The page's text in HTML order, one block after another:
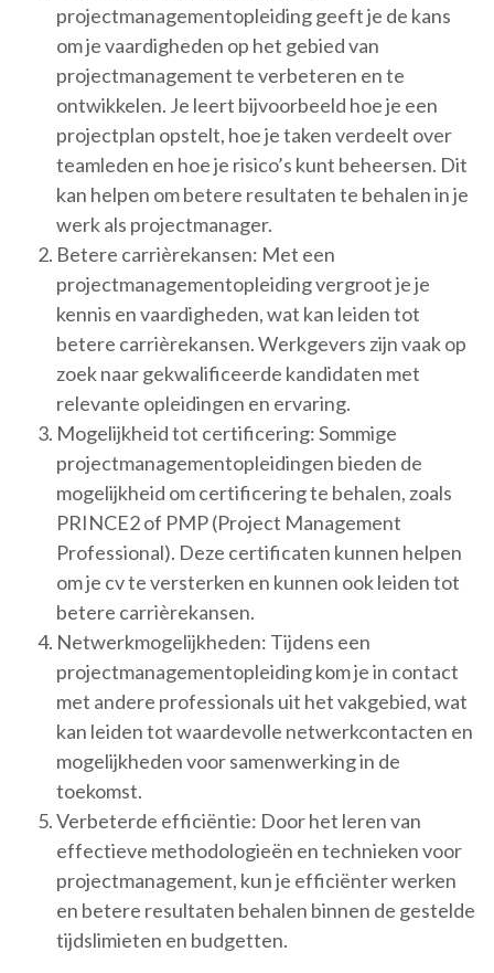
projectmanagementopleiding geeft je de kans
om je vaardigheden op het gebied van
projectmanagement te verbeteren en te
ontwikkelen. Je leert bijvoorbeeld hoe je een
projectplan opstelt, hoe je taken verdeelt over
teamleden en hoe je risico’s kunt beheersen. Dit
kan helpen om betere resultaten te behalen in je
werk als projectmanager.
Betere carrièrekansen: Met een
projectmanagementopleiding vergroot je je
kennis en vaardigheden, wat kan leiden tot
betere carrièrekansen. Werkgevers zijn vaak op
zoek naar gekwalificeerde kandidaten met
relevante opleidingen en ervaring.
Mogelijkheid tot certificering: Sommige
projectmanagementopleidingen bieden de
mogelijkheid om certificering te behalen, zoals
PRINCE2 of PMP (Project Management
Professional). Deze certificaten kunnen helpen
om je cv te versterken en kunnen ook leiden tot
betere carrièrekansen.
Netwerkmogelijkheden: Tijdens een
projectmanagementopleiding kom je in contact
met andere professionals uit het vakgebied, wat
kan leiden tot waardevolle netwerkcontacten en
mogelijkheden voor samenwerking in de
toekomst.
Verbeterde efficiëntie: Door het leren van
effectieve methodologieën en technieken voor
projectmanagement, kun je efficiënter werken
en betere resultaten behalen binnen de gestelde
tijdslimieten en budgetten.